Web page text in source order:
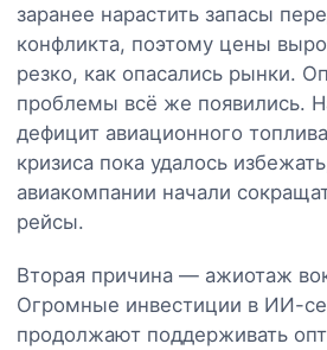
заранее нарастить запасы
конфликта, поэтому цены
резко, как опасались рынки.
проблемы всё же появились.
дефицит авиационного
кризиса пока удалось
авиакомпании начали
рейсы.
Вторая причина — ажиотаж
Огромные инвестиции в ИИ-
продолжают поддерживать